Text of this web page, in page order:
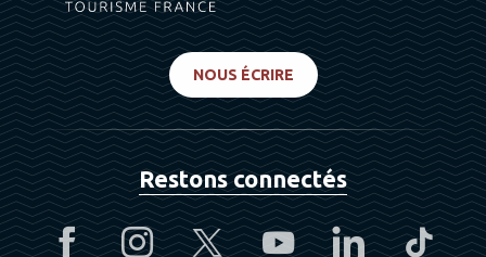
NOUS ÉCRIRE
Restons connectés